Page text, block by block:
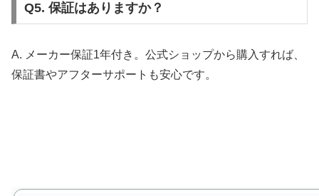
Q5. 保証はありますか？
A. メーカー保証1年付き。公式ショップから購入すれば、
保証書やアフターサポートも安心です。